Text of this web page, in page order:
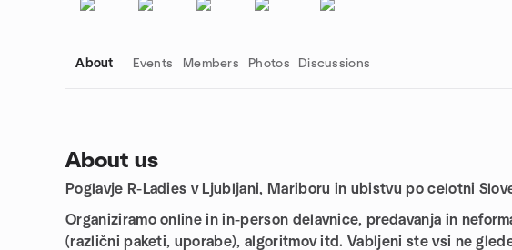
About Events Members Photos Discussions
About us
Poglavje R-Ladies v Ljubljani, Mariboru in ubistvu po celotni
Organiziramo online in in-person delavnice, predavanja in
(različni paketi, uporabe), algoritmov itd. Vabljeni ste vsi ne
Group links